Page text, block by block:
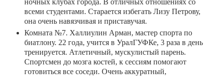
ночных клубах города. В отличных отношениях со
всеми студентами. Старается избегать Лизу Петрову,
она очень навязчивая и приставучая.
Комната №7. Халлиулин Арман, мастер спорта по
биатлону. 22 года, учится в УралГУФКе, 3 раза в день
тренируется. Атлетичный, мускулистый парень.
Спортсмен до мозга костей, к сессиям помогают
готовиться все соседи. Очень аккуратный,